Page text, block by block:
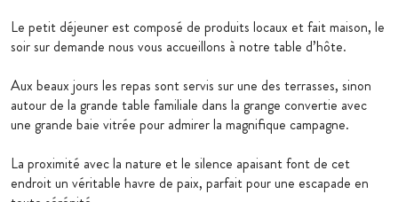
Le petit déjeuner est composé de produits locaux et fait maison, le
soir sur demande nous vous accueillons à notre table d’hôte.
Aux beaux jours les repas sont servis sur une des terrasses, sinon
autour de la grande table familiale dans la grange convertie avec
une grande baie vitrée pour admirer la magnifique campagne.
La proximité avec la nature et le silence apaisant font de cet
endroit un véritable havre de paix, parfait pour une escapade en